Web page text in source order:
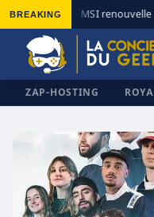
BREAKING MSI
ZAP-HOSTING